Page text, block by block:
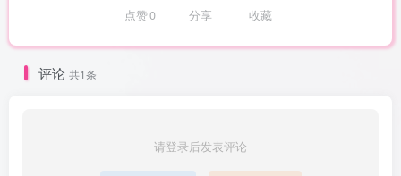
点赞0 分享 收藏
评论 共1条
请登录后发表评论